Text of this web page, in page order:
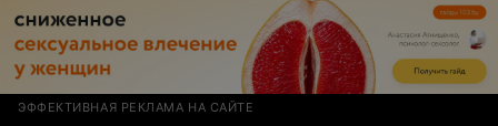
ЭФФЕКТИВНАЯ РЕКЛАМА НА САЙТЕ